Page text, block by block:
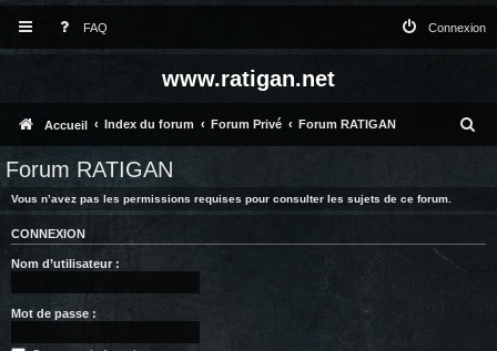
FAQ Connexion
www.ratigan.net
Accueil Index du forum Forum Privé Forum RATIGAN
e
Forum RATIGAN
Vous n’avez pas les permissions requises pour consulter les sujets de ce forum.
CONNEXION
Nom d’utilisateur :
Mot de passe :